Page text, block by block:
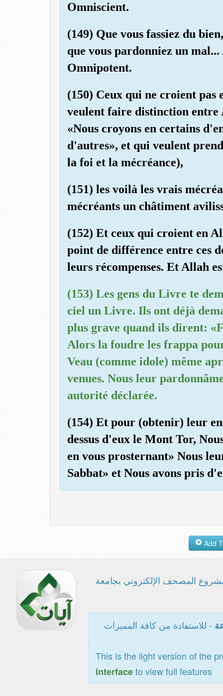
Omniscient.
(149) Que vous fassiez du
que vous pardonniez un
Omnipotent.
(150) Ceux qui ne croient pas
veulent faire distinction entre
«Nous croyons en certains
d'autres», et qui veulent
la foi et la mécréance),
(151) les voilà les vrais
mécréants un châtiment
(152) Et ceux qui croient en
point de différence entre ces
leurs récompenses. Et Allah
(153) Les gens du Livre te
ciel un Livre. Ils ont déjà
plus grave quand ils dirent:
Alors la foudre les frappa
Veau (comme idole) même
venues. Nous leur
autorité déclarée.
(154) Et pour (obtenir) leur
dessus d'eux le Mont Tor,
en vous prosternant» Nous
Sabbat» et Nous avons pris
المصحف الإلكتروني بجامعة
- للاستفادة من كافة المميزات
This is the light version of the
interfaceto view full features